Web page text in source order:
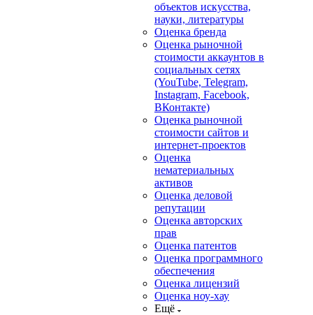
объектов искусства,
науки, литературы
Оценка бренда
Оценка рыночной
стоимости аккаунтов в
социальных сетях
(YouTube, Telegram,
Instagram, Facebook,
ВКонтакте)
Оценка рыночной
стоимости сайтов и
интернет-проектов
Оценка
нематериальных
активов
Оценка деловой
репутации
Оценка авторских
прав
Оценка патентов
Оценка программного
обеспечения
Оценка лицензий
Оценка ноу-хау
Ещё